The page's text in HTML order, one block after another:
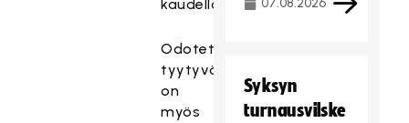
kaudellakin.
Odotetun
tyytyväinen
on
myös
07.08.2026
Syksyn
turnausvilske